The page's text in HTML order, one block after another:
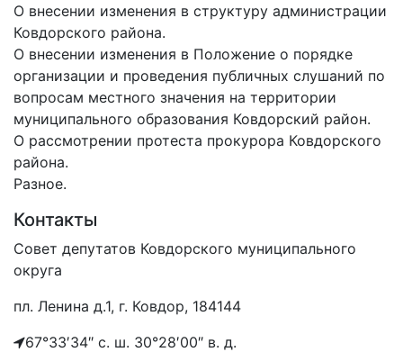
О внесении изменения в структуру администрации
Ковдорского района.
О внесении изменения в Положение о порядке
организации и проведения публичных слушаний по
вопросам местного значения на территории
муниципального образования Ковдорский район.
О рассмотрении протеста прокурора Ковдорского
района.
Разное.
Контакты
Совет депутатов Ковдорского муниципального
округа
пл. Ленина д.1, г. Ковдор, 184144
67°33′34″ с. ш. 30°28′00″ в. д.